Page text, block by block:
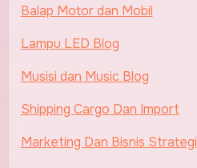
Balap Motor dan Mobil
Lampu LED Blog
Musisi dan Music Blog
Shipping Cargo Dan Import
Marketing Dan Bisnis Strategi